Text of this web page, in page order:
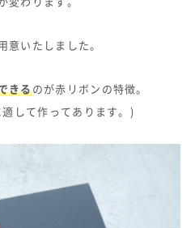
いたしました。
きる のが赤リボンの特徴。
して作ってあります。)